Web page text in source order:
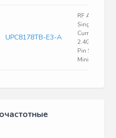
UPC8178TB-E3-A
RF Amp
Single Low
Current Amp
2.4GHz 3.3V
Pin Super
Mini-Mold T/R